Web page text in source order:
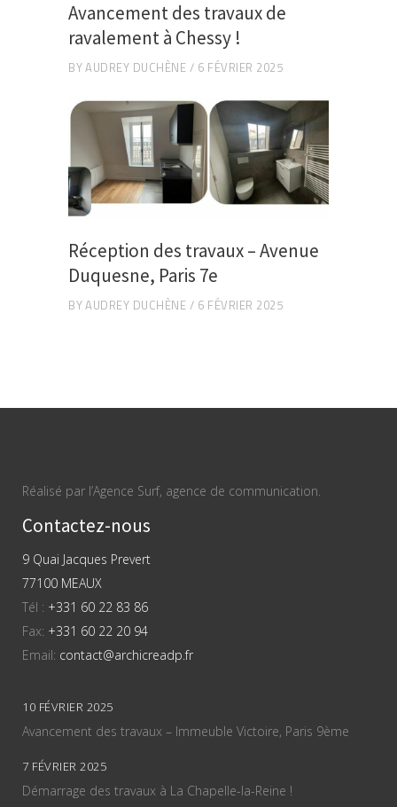
Avancement des travaux de
ravalement à Chessy !
BYAUDREY DUCHÈNE 6 FÉVRIER 2025
Réception des travaux – Avenue
Duquesne, Paris 7e
BYAUDREY DUCHÈNE 6 FÉVRIER 2025
Réalisé par l’Agence Surf, agence de communication.
Contactez-nous
9 Quai Jacques Prevert
77100 MEAUX
Tél : +331 60 22 83 86
Fax: +331 60 22 20 94
Email: contact@archicreadp.fr
10 FÉVRIER 2025
Avancement des travaux – Immeuble Victoire, Paris 9ème
7 FÉVRIER 2025
Démarrage des travaux à La Chapelle-la-Reine !